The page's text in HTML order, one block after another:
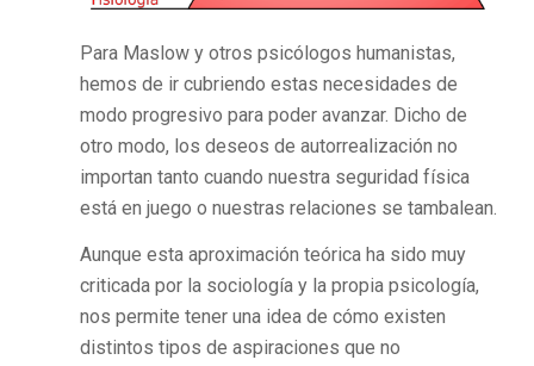
Para Maslow y otros psicólogos humanistas,
hemos de ir cubriendo estas necesidades de
modo progresivo para poder avanzar. Dicho de
otro modo, los deseos de autorrealización no
importan tanto cuando nuestra seguridad física
está en juego o nuestras relaciones se tambalean.
Aunque esta aproximación teórica ha sido muy
criticada por la sociología y la propia psicología,
nos permite tener una idea de cómo existen
distintos tipos de aspiraciones que no